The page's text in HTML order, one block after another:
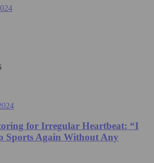
for Irregular Heartbeat: “I
Sports Again Without Any